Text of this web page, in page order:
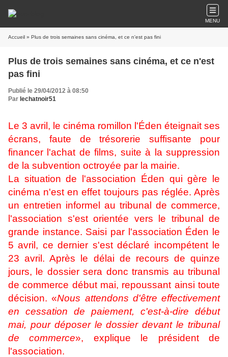
MENU
Accueil » Plus de trois semaines sans cinéma, et ce n'est pas fini
Plus de trois semaines sans cinéma, et ce n'est
pas fini
Publié le 29/04/2012 à 08:50
Par lechatnoir51
Le 3 avril, le cinéma romillon l'Éden éteignait ses
écrans, faute de trésorerie suffisante pour
financer l'achat de films, suite à la suppression
de la subvention octroyée par la mairie.
La situation de l'association Éden qui gère le
cinéma n'est en effet toujours pas réglée. Après
un entretien informel au tribunal de commerce,
l'association s'est orientée vers le tribunal de
grande instance. Saisi par l'association Éden le
5 avril, ce dernier s'est déclaré incompétent le
23 avril. Après le délai de recours de quinze
jours, le dossier sera donc transmis au tribunal
de commerce début mai, repoussant ainsi toute
décision. «Nous attendons d'être effectivement
en cessation de paiement, c'est-à-dire début
mai, pour déposer le dossier devant le tribunal
de commerce», explique le président de
l'association.